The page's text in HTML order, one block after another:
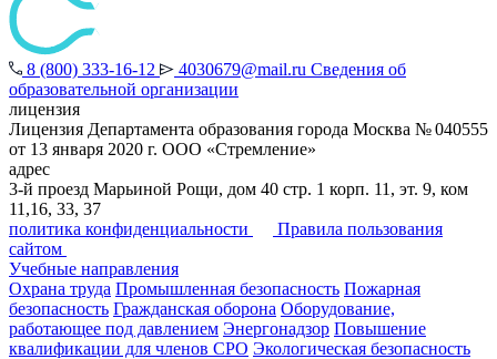
8 (800) 333-16-12 4030679@mail.ru Сведения об
образовательной организации
лицензия
Лицензия Департамента образования города Москва № 040555
от 13 января 2020 г. ООО «Стремление»
адрес
3-й проезд Марьиной Рощи, дом 40 стр. 1 корп. 11, эт. 9, ком
11,16, 33, 37
политика конфиденциальности
Правила пользования
сайтом
Учебные направления
Охрана труда Промышленная безопасность Пожарная
безопасность Гражданская оборона Оборудование,
работающее под давлением Энергонадзор Повышение
квалификации для членов СРО Экологическая безопасность